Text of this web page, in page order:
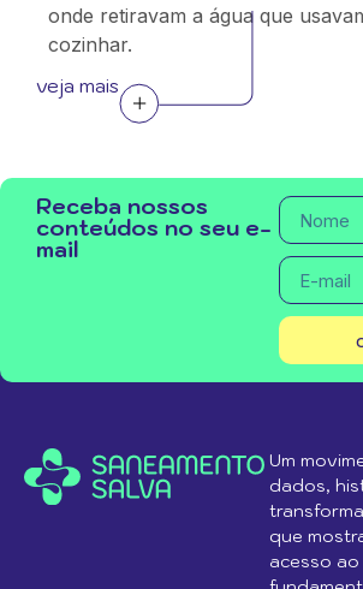
onde retiravam a água que
cozinhar.
veja mais
Receba nossos
conteúdos no seu e-
mail
Um
dados,
que
acesso